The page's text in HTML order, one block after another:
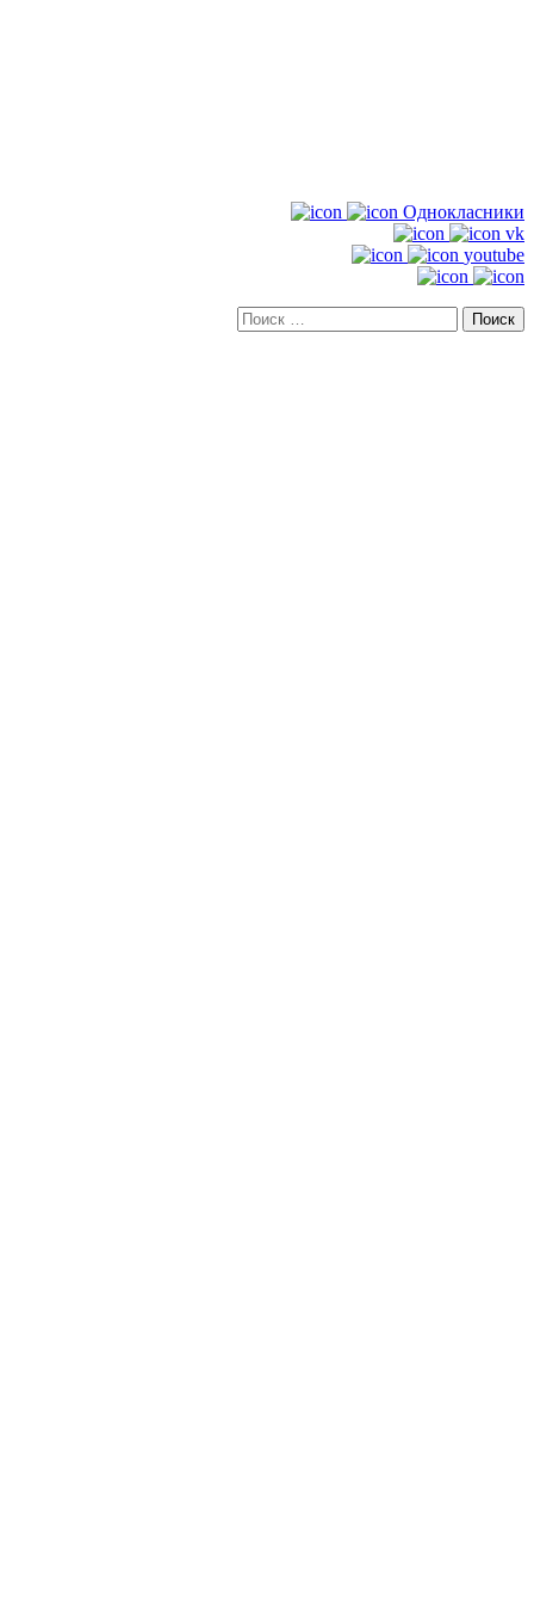
Однокласники
vk
youtube
Искать: